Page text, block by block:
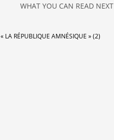
WHAT YOU CAN READ NEXT
« LA RÉPUBLIQUE AMNÉSIQUE » (2)